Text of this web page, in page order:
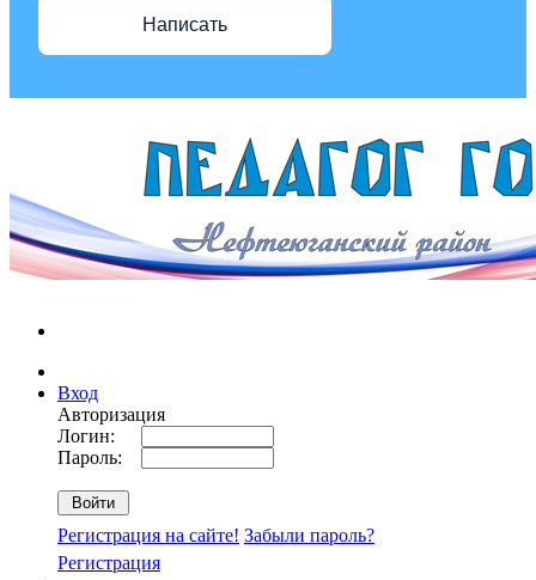
Написать
Вход
Авторизация
Логин:
Пароль:
Регистрация на сайте! Забыли пароль?
Регистрация